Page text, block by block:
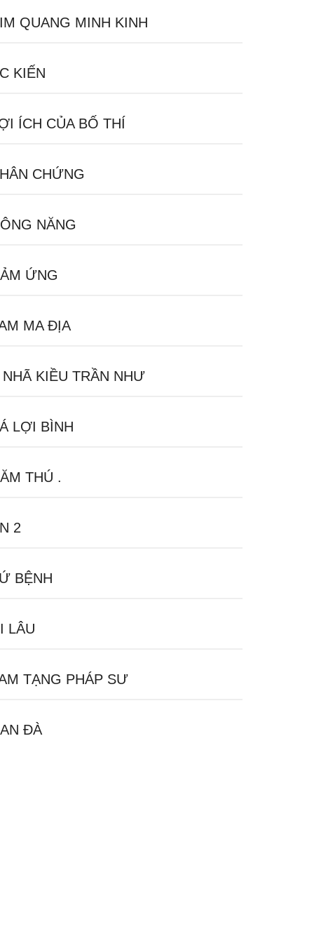
QUANG MINH KINH
KIẾN
ÍCH CỦA BỐ THÍ
CHỨNG
NĂNG
ỨNG
MA ĐỊA
NHÃ KIỀU TRẦN NHƯ
LỢI BÌNH
THÚ .
2
BỆNH
LÂU
TẠNG PHÁP SƯ
ĐÀ